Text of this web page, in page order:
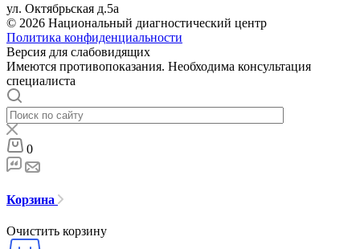
ул. Октябрьская д.5а
© 2026 Национальный диагностический центр
Политика конфиденциальности
Версия для слабовидящих
Имеются противопоказания. Необходима консультация
специалиста
0
Корзина
Очистить корзину